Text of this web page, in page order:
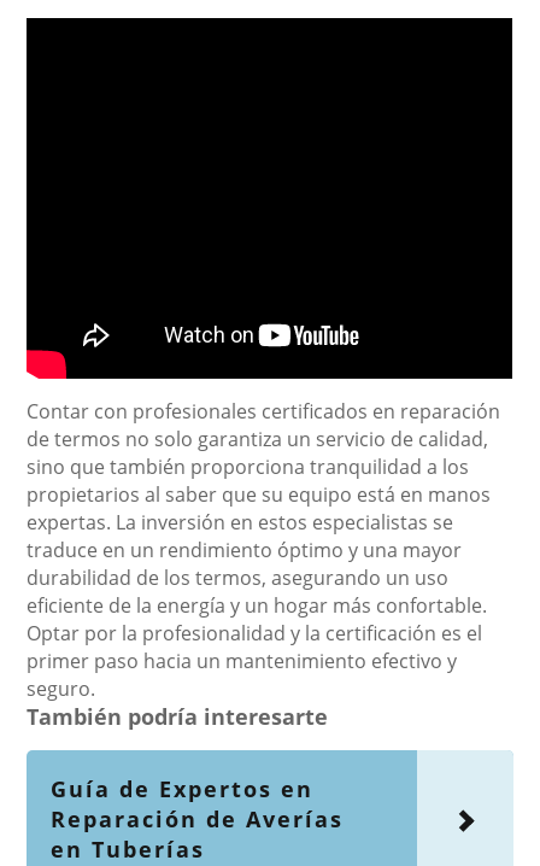
Contar con profesionales certificados en reparación
de termos no solo garantiza un servicio de calidad,
sino que también proporciona tranquilidad a los
propietarios al saber que su equipo está en manos
expertas. La inversión en estos especialistas se
traduce en un rendimiento óptimo y una mayor
durabilidad de los termos, asegurando un uso
eficiente de la energía y un hogar más confortable.
Optar por la profesionalidad y la certificación es el
primer paso hacia un mantenimiento efectivo y
seguro.
También podría interesarte
Guía de Expertos en
Reparación de Averías
en Tuberías